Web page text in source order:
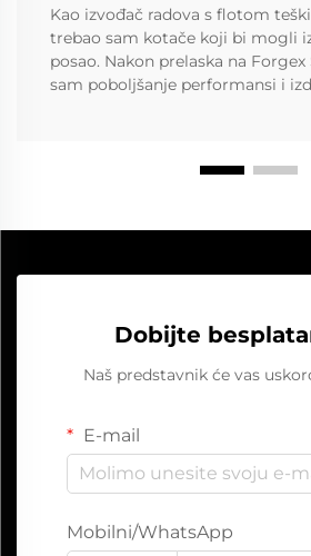
Kao izvođač radova s flotom
trebao sam kotače koji bi mogli
posao. Nakon prelaska na
sam poboljšanje performansi i
Dobijte
Naš predstavnik će vas
E-mail
Mobilni/WhatsApp